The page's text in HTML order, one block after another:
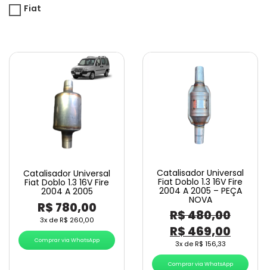
Fiat
Catalisador Universal
Fiat Doblo 1.3 16V Fire
2004 A 2005
R$ 780,00
3x deR$ 260,00
Comprar via WhatsApp
Catalisador Universal
Fiat Doblo 1.3 16V Fire
2004 A 2005 – PEÇA
NOVA
R$480,00
O
preço
original
R$ 469,00
atual
3x deR$ 156,33
Comprar via WhatsApp